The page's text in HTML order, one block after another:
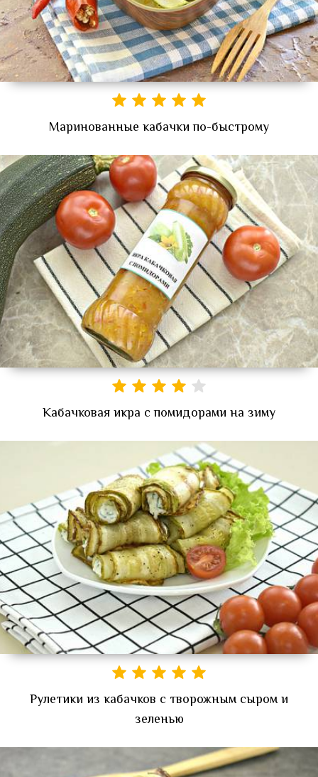
Маринованные кабачки по-быстрому
Кабачковая икра с помидорами на зиму
Рулетики из кабачков с творожным сыром и
зеленью